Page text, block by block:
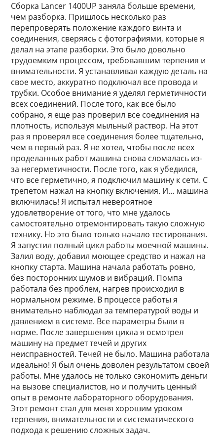
Сборка Lancer 1400UP заняла больше времени,
чем разборка. Пришлось несколько раз
перепроверять положение каждого винта и
соединения, сверяясь с фотографиями, которые я
делал на этапе разборки. Это было довольно
трудоемким процессом, требовавшим терпения и
внимательности. Я устанавливал каждую деталь на
свое место, аккуратно подключал все провода и
трубки. Особое внимание я уделял герметичности
всех соединений. После того, как все было
собрано, я еще раз проверил все соединения на
плотность, используя мыльный раствор. На этот
раз я проверял все соединения более тщательно,
чем в первый раз. Я не хотел, чтобы после всех
проделанных работ машина снова сломалась из-
за негерметичности. После того, как я убедился,
что все герметично, я подключил машину к сети. С
трепетом нажал на кнопку включения. И… машина
включилась! Я испытал невероятное
удовлетворение от того, что мне удалось
самостоятельно отремонтировать такую сложную
технику. Но это было только начало тестирования.
Я запустил полный цикл работы моечной машины.
Залил воду, добавил моющее средство и нажал на
кнопку старта. Машина начала работать ровно,
без посторонних шумов и вибраций. Помпа
работала без проблем, нагрев происходил в
нормальном режиме. В процессе работы я
внимательно наблюдал за температурой воды и
давлением в системе. Все параметры были в
норме. После завершения цикла я осмотрел
машину на предмет течей и других
неисправностей. Течей не было. Машина работала
идеально! Я был очень доволен результатом своей
работы. Мне удалось не только сэкономить деньги
на вызове специалистов, но и получить ценный
опыт в ремонте лабораторного оборудования.
Этот ремонт стал для меня хорошим уроком
терпения, внимательности и систематического
подхода к решению сложных задач.